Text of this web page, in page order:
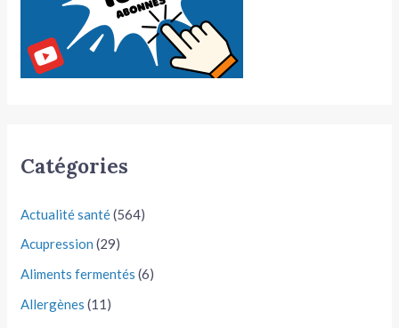
Catégories
Actualité santé(564)
Acupression (29)
Aliments fermentés (6)
Allergènes (11)